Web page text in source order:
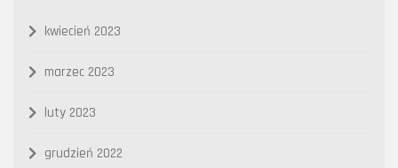
kwiecień 2023
marzec 2023
luty 2023
grudzień 2022